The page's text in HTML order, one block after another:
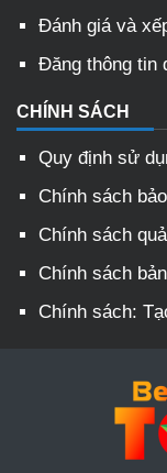
Đánh giá và
Đăng thông tin
CHÍNH SÁCH
Quy định sử
Chính sách
Chính sách
Chính sách
Chính sách: